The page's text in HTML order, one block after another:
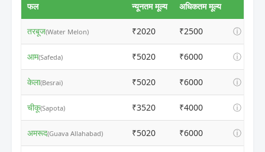
फल न्यूनतम मूल्य अधिकतम मूल्य
तरबूज(Water Melon) ₹2020 ₹2500 ⓘ
आम(Safeda) ₹5020 ₹6000 ⓘ
केला(Besrai) ₹5020 ₹6000 ⓘ
चीकू(Sapota) ₹3520 ₹4000 ⓘ
अमरूद(Guava Allahabad) ₹5020 ₹6000 ⓘ